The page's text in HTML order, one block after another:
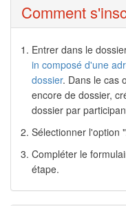
Comment
Entrer dans le
in composé d'une
dossier. Dans le cas
encore de dossier,
dossier par
Sélectionner l'option
Compléter le
étape.